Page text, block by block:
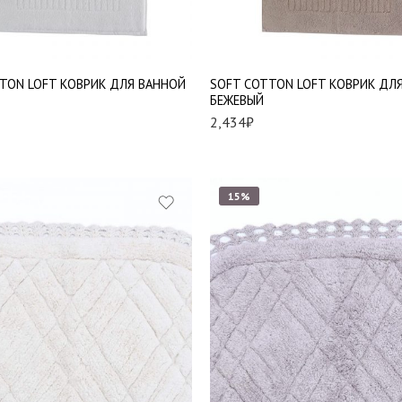
LOFT КОВРИК ДЛЯ ВАННОЙ
SOFT СOTTON LOFT КОВРИК
БЕЖЕВЫЙ
2,434₽
15%